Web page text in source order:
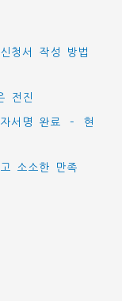
청서 작성 방법
전진
자서명 완료 – 현
소소한 만족